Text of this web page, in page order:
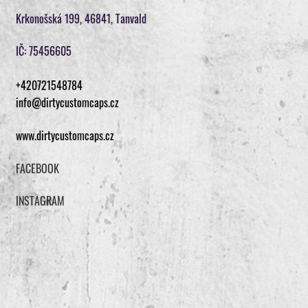
Krkonošská 199, 46841, Tanvald
IČ: 75456605
+420721548784
info@dirtycustomcaps.cz
www.dirtycustomcaps.cz
FACEBOOK
INSTAGRAM